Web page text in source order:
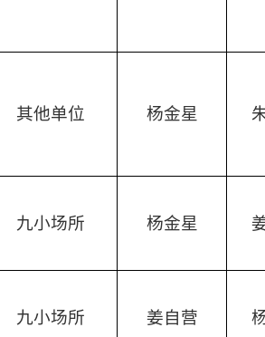
其他单位 杨金星
九小场所 杨金星
九小场所 姜自营